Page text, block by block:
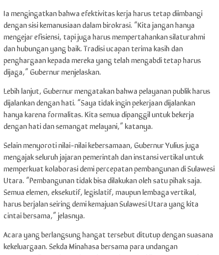
Ia mengingatkan bahwa efektivitas kerja harus tetap diimbangi
dengan sisi kemanusiaan dalam birokrasi. “Kita jangan hanya
mengejar efisiensi, tapi juga harus mempertahankan silaturahmi
dan hubungan yang baik. Tradisi ucapan terima kasih dan
penghargaan kepada mereka yang telah mengabdi tetap harus
dijaga,” Gubernur menjelaskan.
Lebih lanjut, Gubernur mengatakan bahwa pelayanan publik harus
dijalankan dengan hati. “Saya tidak ingin pekerjaan dijalankan
hanya karena formalitas. Kita semua dipanggil untuk bekerja
dengan hati dan semangat melayani,” katanya.
Selain menyoroti nilai-nilai kebersamaan, Gubernur Yulius juga
mengajak seluruh jajaran pemerintah dan instansi vertikal untuk
memperkuat kolaborasi demi percepatan pembangunan di Sulawesi
Utara. “Pembangunan tidak bisa dilakukan oleh satu pihak saja.
Semua elemen, eksekutif, legislatif, maupun lembaga vertikal,
harus berjalan seiring demi kemajuan Sulawesi Utara yang kita
cintai bersama,” jelasnya.
Acara yang berlangsung hangat tersebut ditutup dengan suasana
kekeluargaan. Sekda Minahasa bersama para undangan